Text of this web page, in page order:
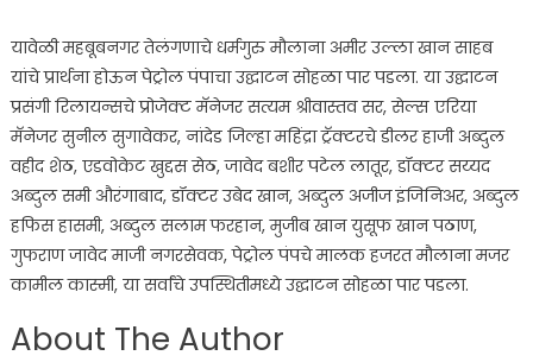
यावेळी महबूबनगर तेलंगणाचे धर्मगुरु मौलाना अमीर उल्ला खान साहब
यांचे प्रार्थना होऊन पेट्रोल पंपाचा उद्घाटन सोहळा पार पडला. या उद्घाटन
प्रसंगी रिलायन्सचे प्रोजेक्ट मॅनेजर सत्यम श्रीवास्तव सर, सेल्स एरिया
मॅनेजर सुनील सुगावेकर, नांदेड जिल्हा महिंद्रा ट्रॅक्टरचे डीलर हाजी अब्दुल
वहीद शेठ, एडवोकेट खुद्दस सेठ, जावेद बशीर पटेल लातूर, डॉक्टर सय्यद
अब्दुल समी औरंगाबाद, डॉक्टर उबेद खान, अब्दुल अजीज इंजिनिअर, अब्दुल
हफिस हासमी, अब्दुल सलाम फरहान, मुजीब खान युसूफ खान पठाण,
गुफराण जावेद माजी नगरसेवक, पेट्रोल पंपचे मालक हजरत मौलाना मजर
कामील कास्मी, या सर्वांचे उपस्थितीमध्ये उद्घाटन सोहळा पार पडला.
About The Author